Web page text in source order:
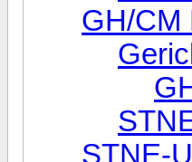
GH/CM
STNE-